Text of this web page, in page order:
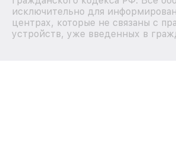
исключительно для
центрах, которые не связаны с
устройств, уже введенных в